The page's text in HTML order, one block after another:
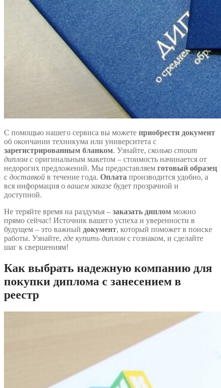
С помощью нашего сервиса вы можете приобрести документ
об окончании техникума или университета с
зарегистрированным бланком. Узнайте, сколько стоит
диплом с оригинальным макетом – стоимость начинается от
недорогих предложений. Мы предоставляем готовый образец
с доставкой в течение года. Оплата производится удобно, а
вся информация о вашем заказе будет прозрачной и
доступной.
Не теряйте время на раздумья – заказать диплом можно
прямо сейчас! Источник вашего успеха и уверенности в
будущем – это важный документ, который поможет в поиске
работы. Узнайте, где купить диплом с гознаком, и сделайте
шаг к свершениям!
Как выбрать надежную компанию для
покупки диплома с занесением в
реестр